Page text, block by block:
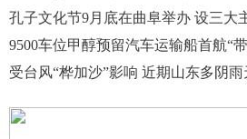
孔子文化节9月底在曲阜举办 设三大
9500车位甲醇预留汽车运输船首航“
受台风“桦加沙”影响 近期山东多阴雨